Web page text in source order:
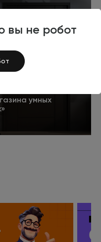
вы не робот
умных